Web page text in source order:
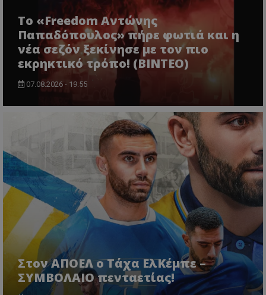
Το «Freedom Αντώνης
Παπαδόπουλος» πήρε φωτιά και η
νέα σεζόν ξεκίνησε με τον πιο
εκρηκτικό τρόπο! (ΒΙΝΤΕΟ)
07.08.2026 - 19:55
Στον ΑΠΟΕΛ ο Τάχα ΕλΚέμπε –
ΣΥΜΒΟΛΑΙΟ πενταετίας!